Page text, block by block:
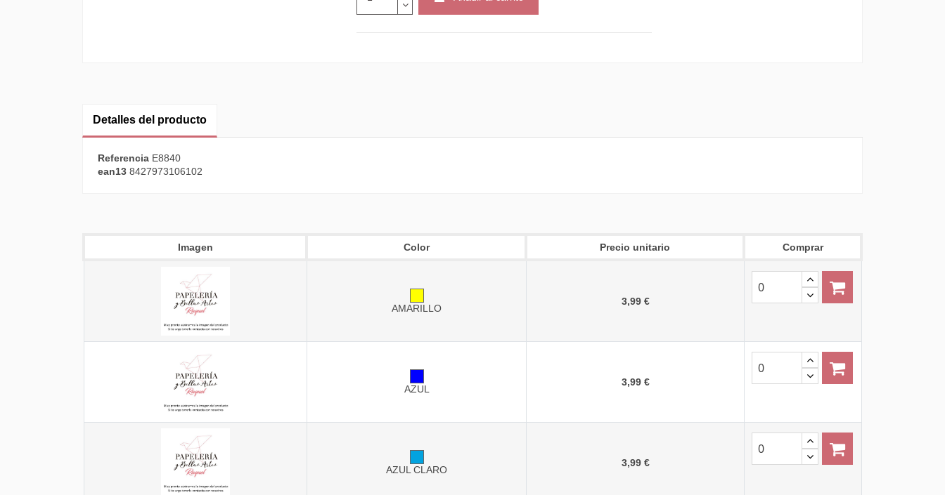
Detalles del producto
Referencia E8840
ean13 8427973106102
Imagen Color Precio unitario Comprar
AMARILLO
3,99 €
AZUL
3,99 €
AZUL CLARO
3,99 €